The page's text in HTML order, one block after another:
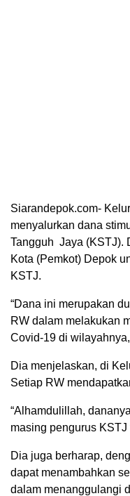
Siarandepok.com-
menyalurkan dana
Tangguh Jaya (KSTJ).
Kota (Pemkot) Depok
KSTJ.
“Dana ini merupakan
RW dalam melakukan
Covid-19 di
Dia menjelaskan, di
Setiap RW
“Alhamdulillah,
masing pengurus KSTJ
Dia juga berharap,
dapat menambahkan
dalam menanggulangi